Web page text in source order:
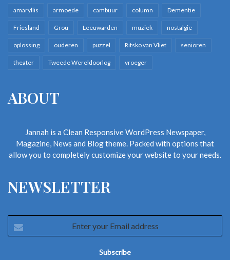
amaryllis armoede cambuur column Dementie
Friesland Grou Leeuwarden muziek nostalgie
oplossing ouderen puzzel Ritsko van Vliet senioren
theater Tweede Wereldoorlog vroeger
ABOUT
Jannah is a Clean Responsive WordPress Newspaper,
Magazine, News and Blog theme. Packed with options that
allow you to completely customize your website to your needs.
NEWSLETTER
your